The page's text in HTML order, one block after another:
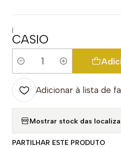
|
CASIO
Quantidade
Adicionar à lista de
Mostrar stock das
PARTILHAR ESTE PRODUTO